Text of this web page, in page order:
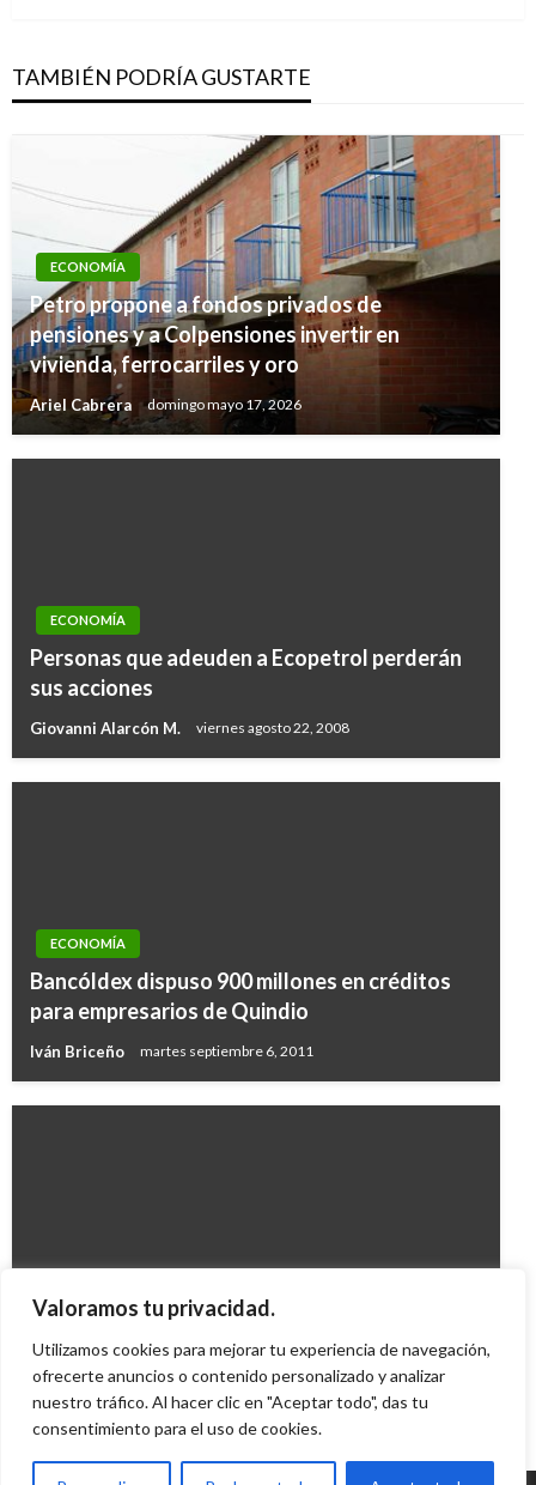
Valoramos tu privacidad.
Utilizamos cookies para mejorar tu experiencia de navegación,
ofrecerte anuncios o contenido personalizado y analizar
nuestro tráfico. Al hacer clic en "Aceptar todo", das tu
consentimiento para el uso de cookies.
TAMBIÉN PODRÍA GUSTARTE
ECONOMÍA
Petro propone a fondos privados de
pensiones y a Colpensiones invertir en
vivienda, ferrocarriles y oro
Ariel Cabrera domingo mayo 17, 2026
ECONOMÍA
Personas que adeuden a Ecopetrol perderán
sus acciones
Giovanni Alarcón M. viernes agosto 22, 2008
ECONOMÍA
Bancóldex dispuso 900 millones en créditos
para empresarios de Quindio
Iván Briceño martes septiembre 6, 2011
ECONOMÍA
Ariel Cabrera martes junio 2, 2020